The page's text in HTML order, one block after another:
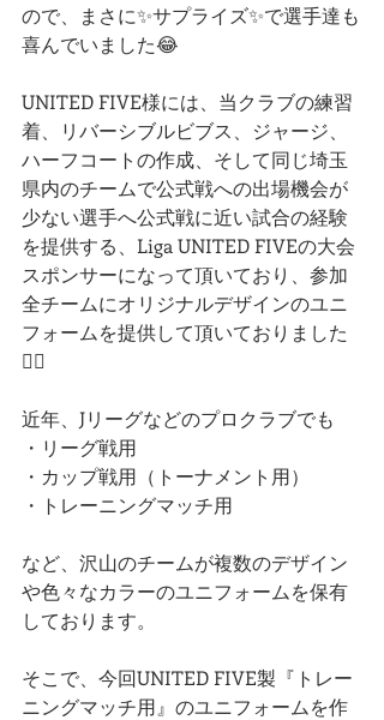
ので、まさに✨サプライズ✨で選手達も
喜んでいました😂
UNITED FIVE様には、当クラブの練習
着、リバーシブルビブス、ジャージ、
ハーフコートの作成、そして同じ埼玉
県内のチームで公式戦への出場機会が
少ない選手へ公式戦に近い試合の経験
を提供する、Liga UNITED FIVEの大会
スポンサーになって頂いており、参加
全チームにオリジナルデザインのユニ
フォームを提供して頂いておりました
🙇‍♂️
近年、Jリーグなどのプロクラブでも
・リーグ戦用
・カップ戦用（トーナメント用）
・トレーニングマッチ用
など、沢山のチームが複数のデザイン
や色々なカラーのユニフォームを保有
しております。
そこで、今回UNITED FIVE製『トレー
ニングマッチ用』のユニフォームを作